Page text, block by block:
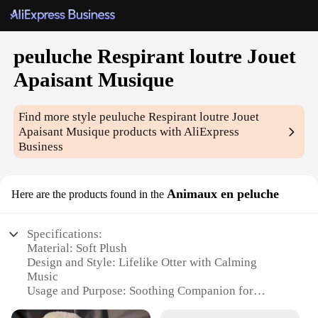
peuluche Respirant loutre Jouet
Apaisant Musique
Find more stylepeuluche Respirant loutre Jouet
Apaisant Musique products with AliExpress
Business
Here are the products found in the Animaux en peluche
Specifications:
Material: Soft Plush
Design and Style: Lifelike Otter with Calming
Music
Usage and Purpose: Soothing Companion for